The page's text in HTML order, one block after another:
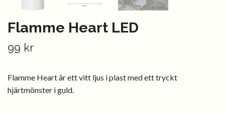
Flamme Heart LED
99 kr
Flamme Heart är ett vitt ljus i plast med ett tryckt
hjärtmönster i guld.